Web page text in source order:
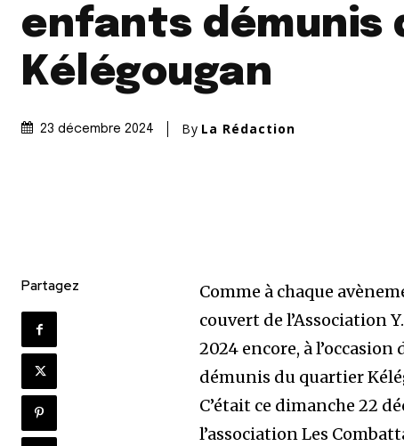
enfants démunis
Kélégougan
23 décembre 2024 By La Rédaction
Partagez
Comme à chaque
couvert de l’Association
2024 encore, à
démunis du quartier
C’était ce dimanche 22
l’association Les